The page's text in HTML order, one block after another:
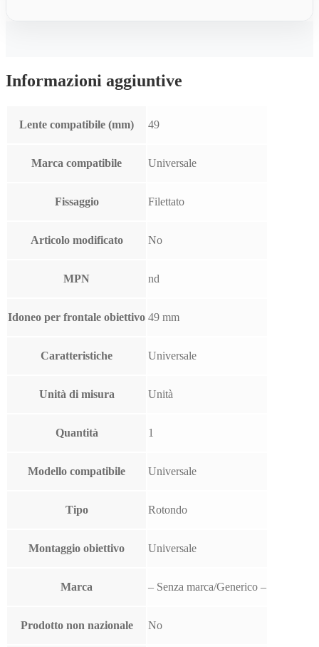
Informazioni aggiuntive
Lente compatibile (mm) 49
Marca compatibile Universale
Fissaggio Filettato
Articolo modificato No
MPN nd
Idoneo per frontale obiettivo 49 mm
Caratteristiche Universale
Unità di misura Unità
Quantità 1
Modello compatibile Universale
Tipo Rotondo
Montaggio obiettivo Universale
Marca – Senza marca/Generico –
Prodotto non nazionale No